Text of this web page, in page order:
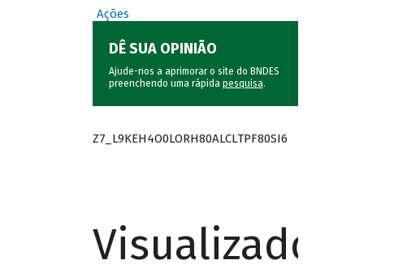
Ações
DÊ SUA OPINIÃO
Ajude-nos a aprimorar o site do BNDES
preenchendo uma rápida pesquisa.
Z7_L9KEH4O0LORH80ALCLTPF80SI6
Visualizador